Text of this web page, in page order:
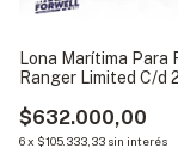
Lona Marítima Para
Ranger Limited C/d
$632.000,00
6x $105.333,33 sin interés